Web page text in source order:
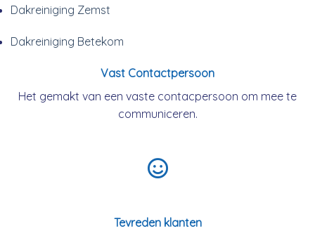
Dakreiniging Zemst
Dakreiniging Betekom
Vast Contactpersoon
Het gemakt van een vaste contacpersoon om mee te
communiceren.
Tevreden klanten